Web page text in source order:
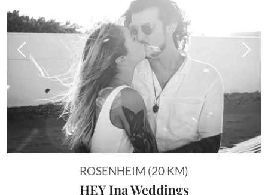
Vorheriges Bild
ROSENHEIM (20 KM)
HEY Ina Weddings